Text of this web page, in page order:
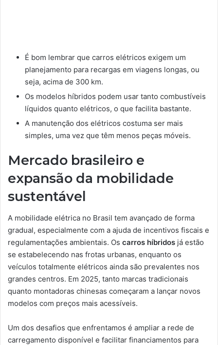
É bom lembrar que carros elétricos exigem um
planejamento para recargas em viagens longas, ou
seja, acima de 300 km.
Os modelos híbridos podem usar tanto combustíveis
líquidos quanto elétricos, o que facilita bastante.
A manutenção dos elétricos costuma ser mais
simples, uma vez que têm menos peças móveis.
Mercado brasileiro e
expansão da mobilidade
sustentável
A mobilidade elétrica no Brasil tem avançado de forma
gradual, especialmente com a ajuda de incentivos fiscais e
regulamentações ambientais. Os carros híbridos já estão
se estabelecendo nas frotas urbanas, enquanto os
veículos totalmente elétricos ainda são prevalentes nos
grandes centros. Em 2025, tanto marcas tradicionais
quanto montadoras chinesas começaram a lançar novos
modelos com preços mais acessíveis.
Um dos desafios que enfrentamos é ampliar a rede de
carregamento disponível e facilitar financiamentos para